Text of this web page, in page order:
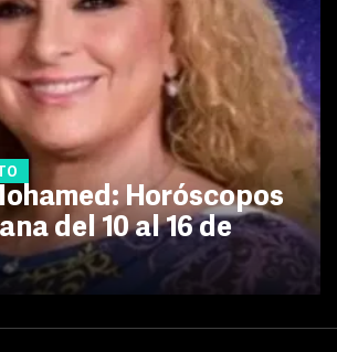
Horóscopos
del 10 al 16 de